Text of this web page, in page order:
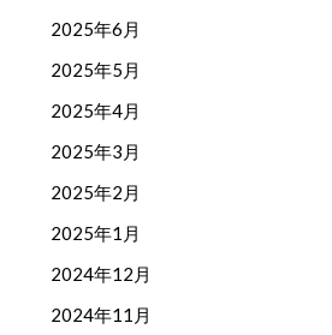
2025年6月
2025年5月
2025年4月
2025年3月
2025年2月
2025年1月
2024年12月
2024年11月